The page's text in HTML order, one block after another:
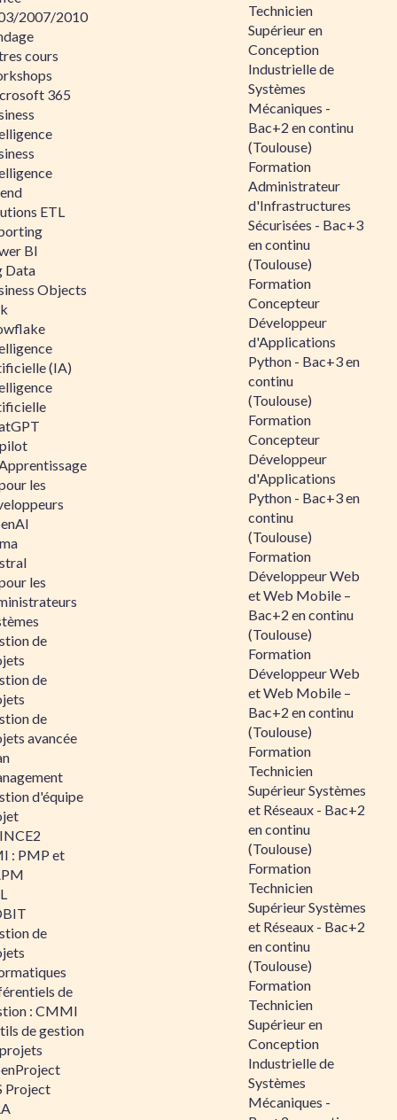
2007/2010
cours
365
ETL
BI
Data
Objects
(IA)
les
les
de
de
de
avancée
d'équipe
: PMP et
de
de
: CMMI
de gestion
Project
Technicien
Supérieur en
Conception
Industrielle de
Systèmes
Mécaniques -
Bac+2 en continu
(Toulouse)
Formation
Administrateur
d'Infrastructures
Sécurisées - Bac+3
en continu
(Toulouse)
Formation
Concepteur
Développeur
d'Applications
Python - Bac+3 en
continu
(Toulouse)
Formation
Concepteur
Développeur
d'Applications
Python - Bac+3 en
continu
(Toulouse)
Formation
Développeur Web
et Web Mobile –
Bac+2 en continu
(Toulouse)
Formation
Développeur Web
et Web Mobile –
Bac+2 en continu
(Toulouse)
Formation
Technicien
Supérieur Systèmes
et Réseaux - Bac+2
en continu
(Toulouse)
Formation
Technicien
Supérieur Systèmes
et Réseaux - Bac+2
en continu
(Toulouse)
Formation
Technicien
Supérieur en
Conception
Industrielle de
Systèmes
Mécaniques -